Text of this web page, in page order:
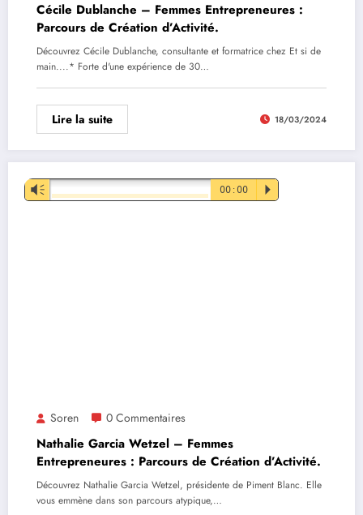
Cécile Dublanche – Femmes Entrepreneures :
Parcours de Création d’Activité.
Découvrez Cécile Dublanche, consultante et formatrice chez Et si de
main....* Forte d'une expérience de 30…
Lire la suite 18/03/2024
Lecteur
audio
Vm 00:00 P
Soren 0 Commentaires
Nathalie Garcia Wetzel – Femmes
Entrepreneures : Parcours de Création d’Activité.
Découvrez Nathalie Garcia Wetzel, présidente de Piment Blanc. Elle
vous emmène dans son parcours atypique,…